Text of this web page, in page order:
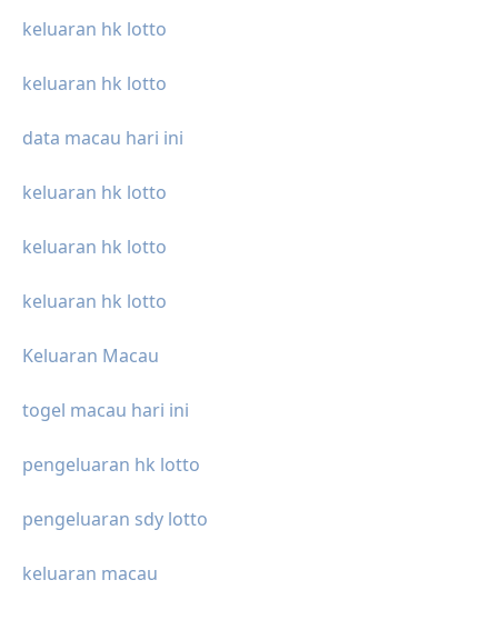
keluaran hk lotto
keluaran hk lotto
data macau hari ini
keluaran hk lotto
keluaran hk lotto
keluaran hk lotto
Keluaran Macau
togel macau hari ini
pengeluaran hk lotto
pengeluaran sdy lotto
keluaran macau